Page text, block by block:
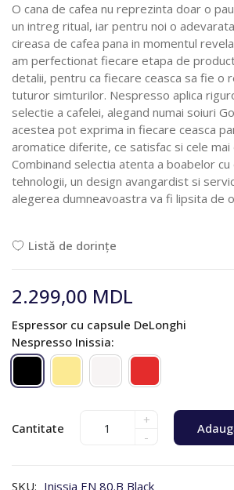
O cana de cafea nu reprezinta doar o
un intreg ritual, iar pentru noi o
cireasa de cafea pana in momentul
am perfectionat fiecare etapa de
detalii, pentru ca fiecare ceasca sa fie o
tuturor simturilor. Nespresso aplica
selectie a cafelei, alegand numai soiuri
acestea pot exprima in fiecare ceasca
aromatice diferite, ce satisfac si cele
Combinand selectia atenta a boabelor cu
tehnologii, un design avangardist si
alegerea dumneavoastra va fi lipsita de
Listă de dorințe
2.299,00 MDL
Espressor cu capsule DeLonghi
Nespresso Inissia:
Cantitate
+
-
SKU: Inissia EN 80.B Black